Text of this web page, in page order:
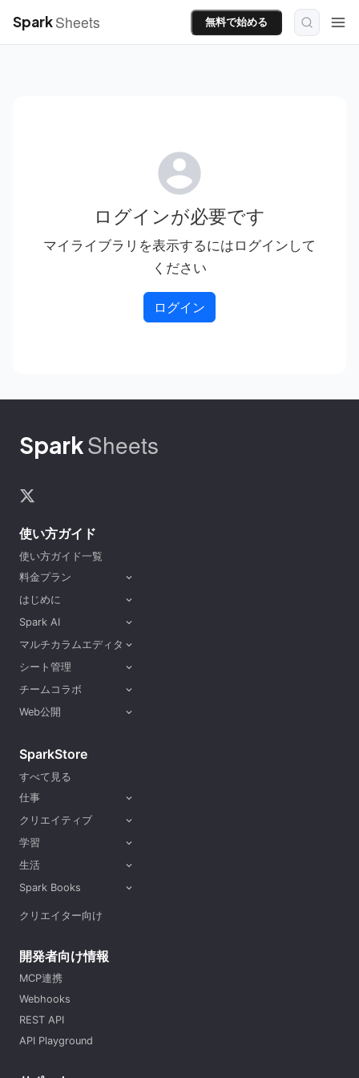
SparkSheets 無料で始める
account_circle
ログインが必要です
マイライブラリを表示するにはログインして
ください
ログイン
SparkSheets
使い方ガイド
使い方ガイド一覧
料金プラン
expand_more
はじめに expand_more
Spark AI expand_more
マルチカラムエディタ expand_more
シート管理 expand_more
チームコラボ expand_more
Web公開 expand_more
SparkStore
すべて見る
仕事
expand_more
クリエイティブ expand_more
学習 expand_more
生活 expand_more
Spark Books expand_more
クリエイター向け
開発者向け情報
MCP連携
Webhooks
REST API
API Playground